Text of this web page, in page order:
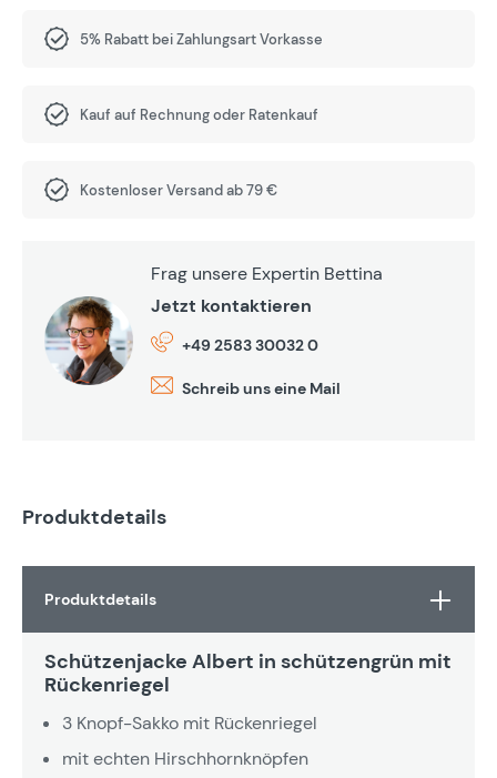
5% Rabatt bei Zahlungsart Vorkasse
Kauf auf Rechnung oder Ratenkauf
Kostenloser Versand ab 79 €
Frag unsere Expertin Bettina
Jetzt kontaktieren
+49 2583 30032 0
Schreib uns eine Mail
Produktdetails
Produktdetails
Schützenjacke Albert in schützengrün mit
Rückenriegel
3 Knopf-Sakko mit Rückenriegel
mit echten Hirschhornknöpfen